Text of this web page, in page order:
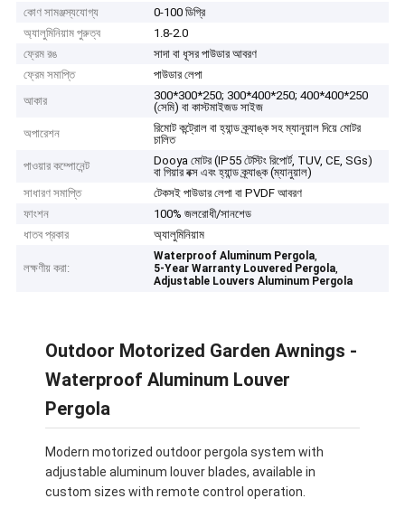
কোণ সামঞ্জস্যযোগ্য
0-100 ডিগ্রি
অ্যালুমিনিয়াম পুরুত্ব
1.8-2.0
ফ্রেম রঙ
সাদা বা ধূসর পাউডার আবরণ
ফ্রেম সমাপ্তি
পাউডার লেপা
আকার
300*300*250; 300*400*250; 400*400*250
(সেমি) বা কাস্টমাইজড সাইজ
অপারেশন
রিমোট কন্ট্রোল বা হ্যান্ড ক্র্যাঙ্ক সহ ম্যানুয়াল দিয়ে মোটর
চালিত
পাওয়ার কম্পোনেন্ট
Dooya মোটর (IP55 টেস্টিং রিপোর্ট, TUV, CE, SGs)
বা গিয়ার বক্স এবং হ্যান্ড ক্র্যাঙ্ক (ম্যানুয়াল)
সাধারণ সমাপ্তি
টেকসই পাউডার লেপা বা PVDF আবরণ
ফাংশন
100% জলরোধী/সানশেড
ধাতব প্রকার
অ্যালুমিনিয়াম
লক্ষণীয় করা:
Waterproof Aluminum Pergola,
5-Year Warranty Louvered Pergola,
Adjustable Louvers Aluminum Pergola
Outdoor Motorized Garden Awnings -
Waterproof Aluminum Louver
Pergola
Modern motorized outdoor pergola system with
adjustable aluminum louver blades, available in
custom sizes with remote control operation.